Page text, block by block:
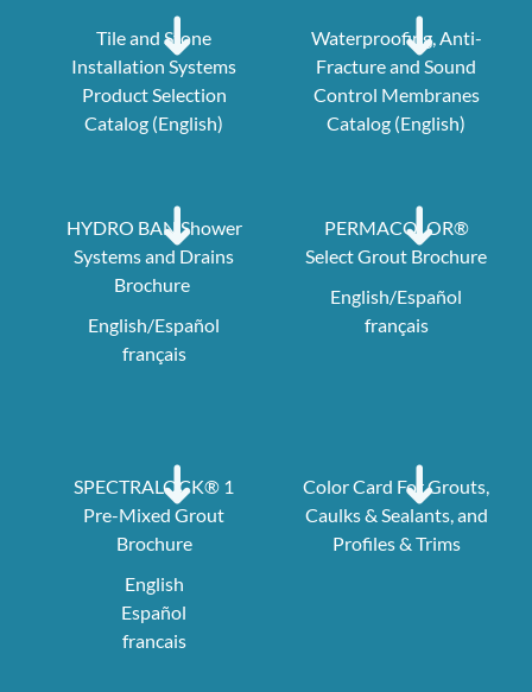
Tile and Stone
Installation Systems
Product Selection
Catalog (English)
Waterproofing, Anti-
Fracture and Sound
Control Membranes
Catalog (English)
HYDRO BAN Shower
Systems and Drains
Brochure
English/Español
français
PERMACOLOR®
Select Grout Brochure
English/Español
français
SPECTRALOCK® 1
Pre-Mixed Grout
Brochure
English
Español
francais
Color Card For Grouts,
Caulks & Sealants, and
Profiles & Trims